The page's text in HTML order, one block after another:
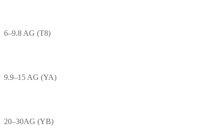
6–9.8 AG (T8)
9.9–15 AG (YA)
20–30AG (YB)